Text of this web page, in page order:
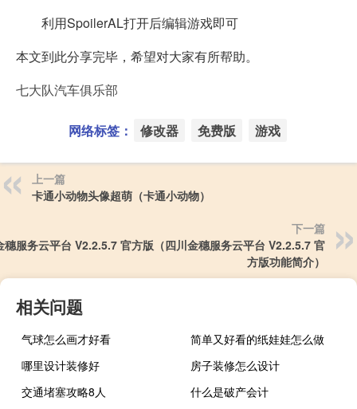
利用SpoilerAL打开后编辑游戏即可
本文到此分享完毕，希望对大家有所帮助。
七大队汽车俱乐部
网络标签： 修改器 免费版 游戏
上一篇
卡通小动物头像超萌（卡通小动物）
下一篇
穗服务云平台 V2.2.5.7 官方版（四川金穗服务云平台 V2.2.5.7 官
方版功能简介）
相关问题
气球怎么画才好看
简单又好看的纸娃娃怎么做
哪里设计装修好
房子装修怎么设计
交通堵塞攻略8人
什么是破产会计